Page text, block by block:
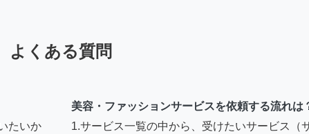
よくある質問
たいか
美容・ファッションサービスを依頼する流れは
1.サービス一覧の中から、受けたいサービス（